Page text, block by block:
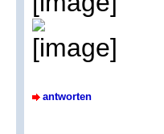
antworten